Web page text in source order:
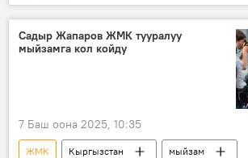
Дүйнөдө
Россия
Коргоо министрлиги
Садыр Жапаров ЖМК тууралуу
мыйзамга кол койду
7 Баш оона 2025, 10:35
ЖМК Кыргызстан
мыйзам